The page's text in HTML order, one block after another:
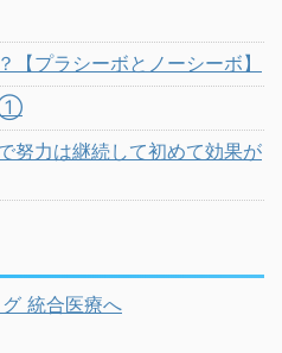
プラシーボとノーシーボ】
①
努力は継続して初めて効果が